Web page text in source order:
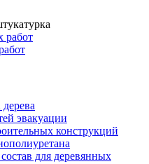
работ
эвакуации
конструкций
для деревянных